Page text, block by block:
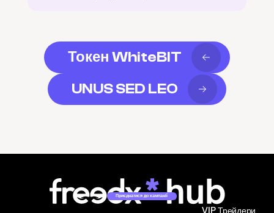
Токен WhiteBIT
UNUS SED LEO
Приєднатися до кампанії
VIP Трейдери